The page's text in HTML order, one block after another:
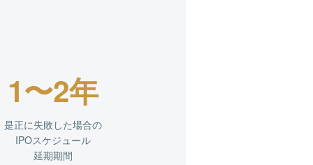
1〜2年
是正に失敗した場合の
IPOスケジュール
延期期間